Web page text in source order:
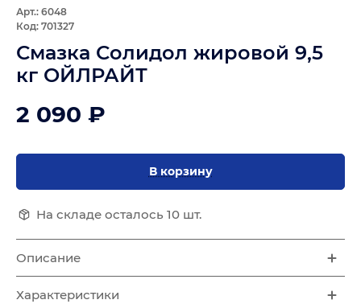
Арт.: 6048
Код: 701327
Смазка Солидол жировой 9,5
кг ОЙЛРАЙТ
2 090 ₽
В корзину
На складе осталось 10 шт.
Описание
Характеристики